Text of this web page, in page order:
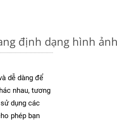
định dạng hình
dễ dàng để
nhau, tương
dụng các
phép bạn